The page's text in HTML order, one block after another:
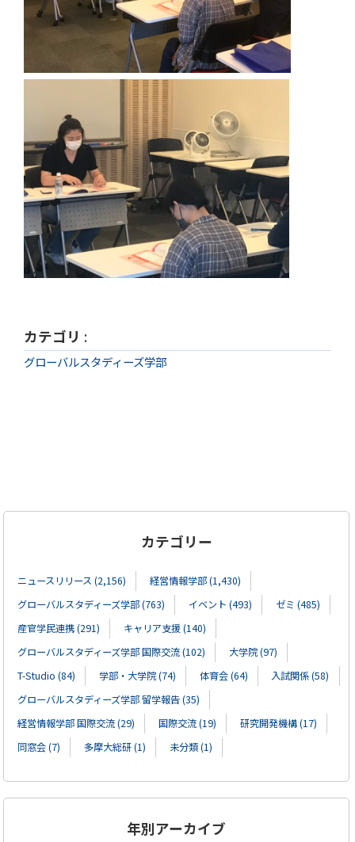
カテゴリ :
グローバルスタディーズ学部
カテゴリー
ニュースリリース (2,156)
経営情報学部 (1,430)
グローバルスタディーズ学部 (763)
イベント (493)
ゼミ (485)
産官学民連携 (291)
キャリア支援 (140)
グローバルスタディーズ学部 国際交流 (102)
大学院 (97)
T-Studio (84)
学部・大学院 (74) 体育会 (64)
入試関係 (58)
グローバルスタディーズ学部 留学報告 (35)
経営情報学部 国際交流 (29)
国際交流 (19)
研究開発機構 (17)
同窓会 (7)
多摩大総研 (1) 未分類 (1)
年別アーカイブ